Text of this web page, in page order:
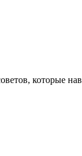
которые